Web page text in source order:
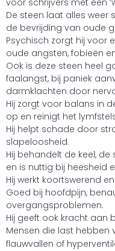
voor schrijvers met een
De steen laat alles weer
de bevrijding van oude
Psychisch zorgt hij voor
oude angsten, fobieën
Ook is deze steen heel
faalangst, bij paniek
darmklachten door
Hij zorgt voor balans in
op en reinigt het
Hij helpt schade door
slapeloosheid.
Hij behandelt de keel,
en is nuttig bij heesheid
Hij werkt koortswerend
Goed bij hoofdpijn,
overgangsproblemen.
Hij geeft ook kracht aan
Mensen die last hebben
flauwvallen of